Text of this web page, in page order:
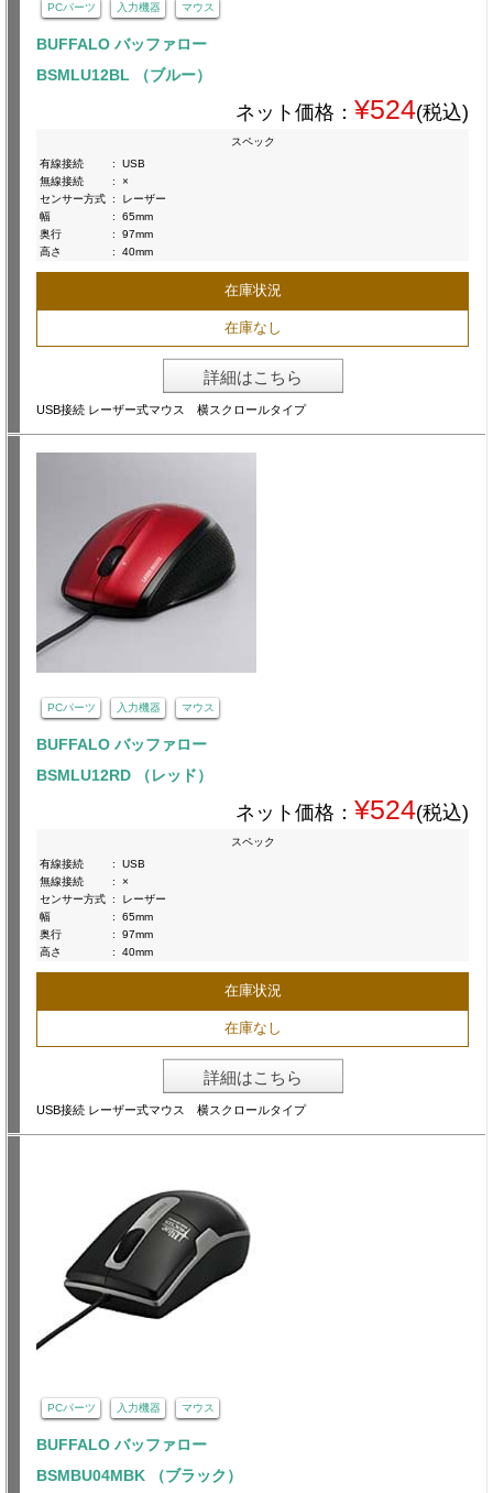
PCパーツ 入力機器 マウス
BUFFALO バッファロー
BSMLU12BL （ブルー）
ネット価格： ¥524(税込)
スペック
有線接続
:
USB
無線接続
:
×
センサー方式 :
レーザー
幅
:
65mm
奥行
:
97mm
高さ
: 40mm
在庫状況
在庫なし
詳細はこちら
USB接続 レーザー式マウス 横スクロールタイプ
PCパーツ 入力機器 マウス
BUFFALO バッファロー
BSMLU12RD （レッド）
ネット価格： ¥524(税込)
スペック
有線接続
:
USB
無線接続
:
×
センサー方式 :
レーザー
幅
:
65mm
奥行
:
97mm
高さ
: 40mm
在庫状況
在庫なし
詳細はこちら
USB接続 レーザー式マウス 横スクロールタイプ
PCパーツ 入力機器 マウス
BUFFALO バッファロー
BSMBU04MBK （ブラック）